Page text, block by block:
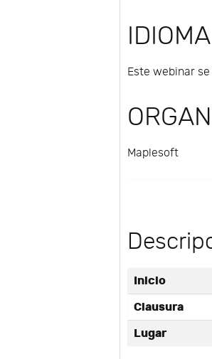
IDIOMA
Este webinar
Maplesoft
Inicio
Clausura
Lugar